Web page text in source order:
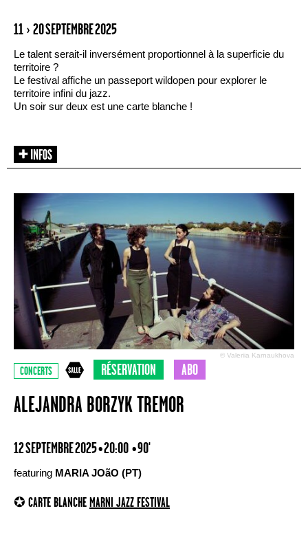
11 › 20 SEPTEMBRE 2025
Le talent serait-il inversément proportionnel à la superficie du
territoire ?
Le festival affiche un passeport wildopen pour explorer le
territoire infini du jazz.
Un soir sur deux est une carte blanche !
© Valeriia Karnaukhova
CONCERTS RÉSERVATION ABO
ALEJANDRA BORZYK TREMOR
12 SEPTEMBRE 2025 • 20:00 • 90'
featuring MARIA JOãO (PT)
✪ CARTE BLANCHE MARNI JAZZ FESTIVAL